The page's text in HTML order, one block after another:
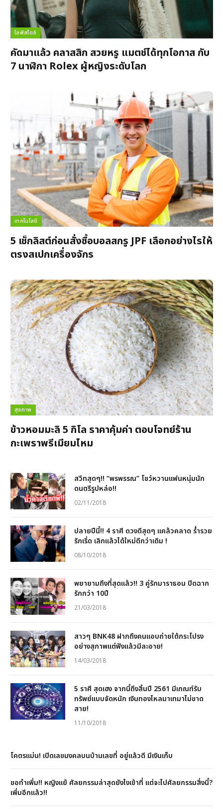
ไลฟ์สไตล์
คัดมาแล้ว คลาสสิก สวยหรู แมตช์ได้ทุกโอกาส กับ
7 นาฬิกา Rolex ผู้หญิงระดับโลก
เทคโนโลยี
5 เช็กลิสต์ก่อนสั่งซื้อบอลสกรู JPF เลือกอย่างไรให้
ตรงสเปกเครื่องจักร
สุขภาพ
ข้าวหอมมะลิ 5 กิโล ราคาคุ้มค่า ตอบโจทย์ร้าน
กะเพราพรีเมียมไหม
สวีทสุดๆ!! “พรพรรณ” โชว์หวานแฟนหนุ่มนัก
ดนตรีรูปหล่อ!!
02/11/2018
ปลายปีนี้!! 4 ราศี ดวงดีสุดๆ แคล้วคลาด ร่ำรวย
รักเริ่ด เลิกแล้วได้ใหม่ดีกว่าเดิม !
08/10/2018
พยายามถึงที่สุดแล้ว!! 3 คู่รักมาราธอน ปิดฉาก
รักกว่า 10ปี
21/03/2018
สาวๆ BNK48 ฝากถึงคนแอบถ่ายใต้กระโปรง
อย่างสุภาพแต่ฟังแล้วมีละอาย!
14/03/2018
5 ราศี สุดเฮง จากนี้ถึงสิ้นปี 2561 มีเกณฑ์รับ
ทรัพย์แบบจัดหนัก เงินทองไหลมาเทมาไม่ขาด
สาย!
11/10/2018
โคตรแม่น! เปิดเลขมงคลบนบ้านเลขที่ อยู่แล้วดี มีเงินเก็บ
ขอทำเพิ่ม!! หญิงแย้ ศัลยกรรมล่าสุดยังไงเข้าที่ แต่จะไปศัลยกรรมสิ่งนี้?
เพิ่มอีกแล้ว!!